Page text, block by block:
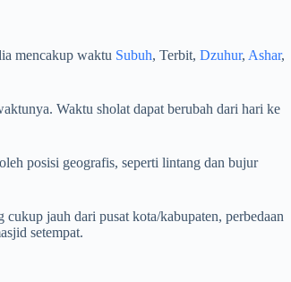
mencakup waktu Subuh, Terbit, Dzuhur, Ashar,
Waktu sholat dapat berubah dari hari ke
posisi geografis, seperti lintang dan bujur
jauh dari pusat kota/kabupaten, perbedaan
setempat.